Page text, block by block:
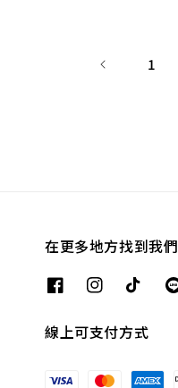
1
在更多地方找到我們
線上可支付方式